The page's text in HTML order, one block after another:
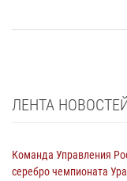
ЛЕНТА
Команда Управления
серебро чемпионата